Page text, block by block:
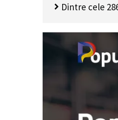
Dintre cele